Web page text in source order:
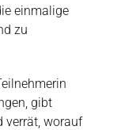
einmalige
zu
gibt
verrät, worauf